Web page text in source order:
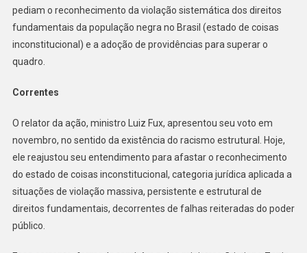
pediam o reconhecimento da violação sistemática dos direitos
fundamentais da população negra no Brasil (estado de coisas
inconstitucional) e a adoção de providências para superar o
quadro.
Correntes
O relator da ação, ministro Luiz Fux, apresentou seu voto em
novembro, no sentido da existência do racismo estrutural. Hoje,
ele reajustou seu entendimento para afastar o reconhecimento
do estado de coisas inconstitucional, categoria jurídica aplicada a
situações de violação massiva, persistente e estrutural de
direitos fundamentais, decorrentes de falhas reiteradas do poder
público.